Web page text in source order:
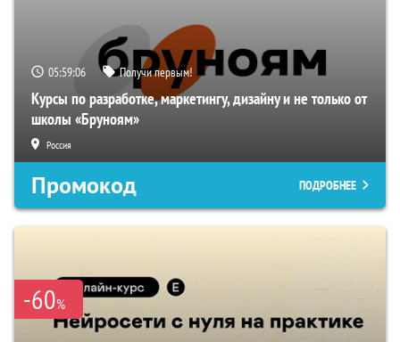
05:59:05 Получи первым!
Курсы по разработке, маркетингу, дизайну и не только от
школы «Бруноям»
Россия
Промокод ПОДРОБНЕЕ
-60%